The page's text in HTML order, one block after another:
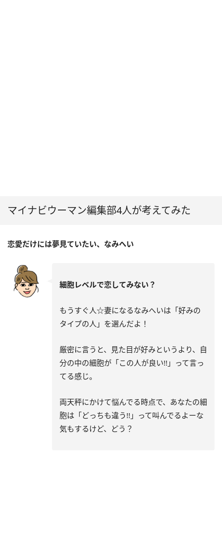
マイナビウーマン編集部4人が考えてみた
恋愛だけには夢見ていたい、なみへい
細胞レベルで恋してみない？
もうすぐ人☆妻になるなみへいは「好みの
タイプの人」を選んだよ！
厳密に言うと、見た目が好みというより、自
分の中の細胞が「この人が良い!!」って言っ
てる感じ。
両天秤にかけて悩んでる時点で、あなたの細
胞は「どっちも違う!!」って叫んでるよーな
気もするけど、どう？